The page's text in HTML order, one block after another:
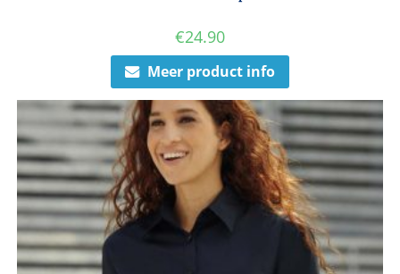
€24.90
Meer product info